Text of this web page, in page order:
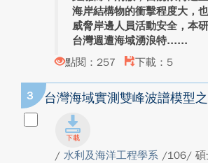
海岸結構物的衝擊程度大，
威脅岸邊人員活動安全，本
台灣週遭海域湧浪特...
點閱：257
下載：5
3 台灣海域實測雙峰波譜模型
/ 水利及海洋工程學系 /106/ 碩